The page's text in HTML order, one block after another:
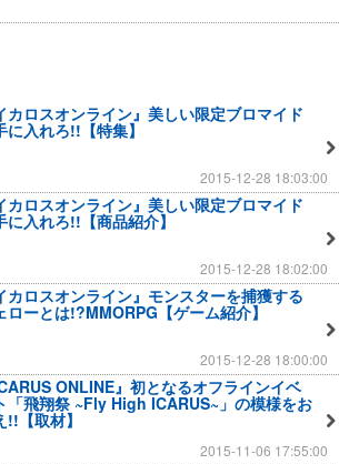
カロスオンライン』美しい限定ブロマイド
に入れろ!!【特集】
2015-12-28 18:03:00
カロスオンライン』美しい限定ブロマイド
に入れろ!!【商品紹介】
2015-12-28 18:02:00
カロスオンライン』モンスターを捕獲する
ローとは!?MMORPG【ゲーム紹介】
2015-12-28 18:00:00
ONLINE』初となるオフラインイベ
「飛翔祭 ~Fly High ICARUS~」の模様をお
!!【取材】
2015-11-06 17:55:00